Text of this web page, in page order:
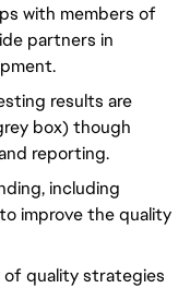
with members of
partners in
results are
box) though
reporting.
including
improve the quality
quality strategies